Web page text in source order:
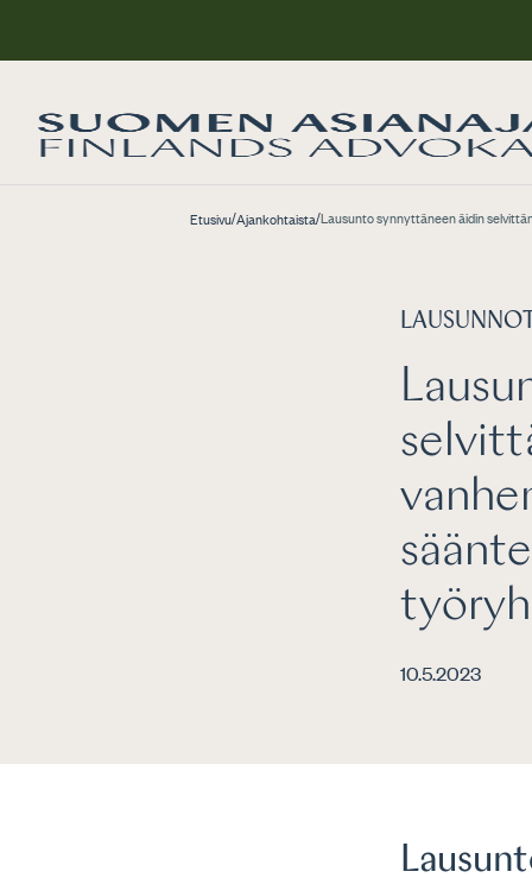
Etusivu/Ajankohtaista/Lausunto synnyttäneen äidin
LAUSUNNOT
10.5.2023